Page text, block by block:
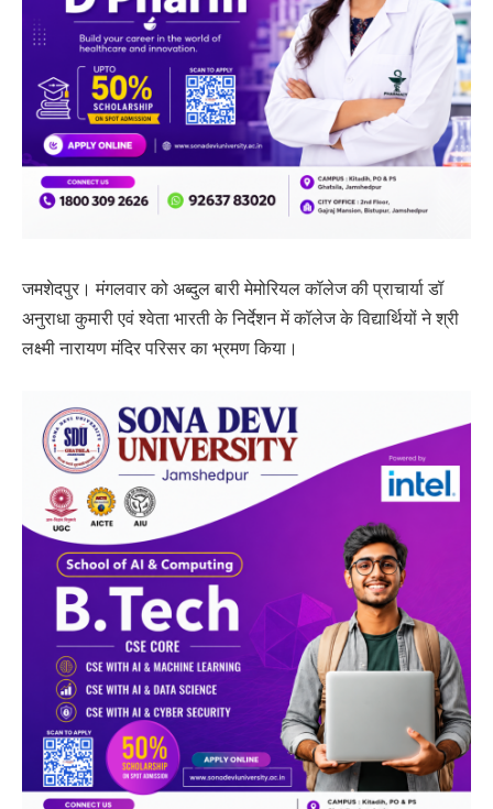
जमशेदपुर। मंगलवार को अब्दुल बारी मेमोरियल कॉलेज की प्राचार्या डॉ
अनुराधा कुमारी एवं श्वेता भारती के निर्देशन में कॉलेज के विद्यार्थियों ने श्री
लक्ष्मी नारायण मंदिर परिसर का भ्रमण किया।